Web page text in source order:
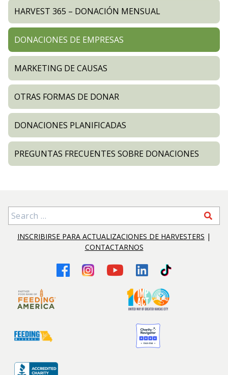
HARVEST 365 – DONACIÓN MENSUAL
DONACIONES DE EMPRESAS
MARKETING DE CAUSAS
OTRAS FORMAS DE DONAR
DONACIONES PLANIFICADAS
PREGUNTAS FRECUENTES SOBRE DONACIONES
Search for:
INSCRIBIRSE PARA ACTUALIZACIONES DE HARVESTERS |
CONTACTARNOS